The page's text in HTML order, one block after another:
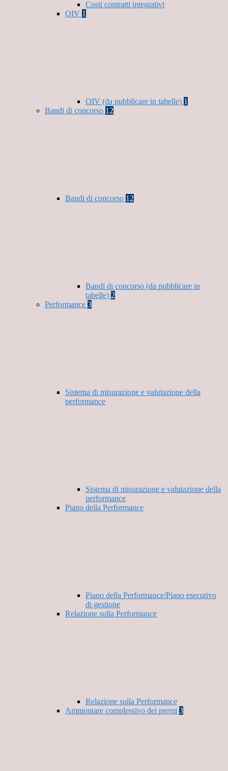
Costi contratti integrativi
OIV 1
OIV (da pubblicare in tabelle) 1
Bandi di concorso 12
Bandi di concorso 12
Bandi di concorso (da pubblicare in
tabelle) 2
Performance 3
Sistema di misurazione e valutazione della
performance
Sistema di misurazione e valutazione della
performance
Piano della Performance
Piano della Performance/Piano esecutivo
di gestione
Relazione sulla Performance
Relazione sulla Performance
Ammontare complessivo dei premi 3